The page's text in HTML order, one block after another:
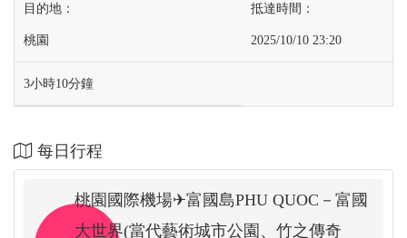
桃園 2025/10/10 23:20
3小時10分鐘
每日行程
桃園國際機場✈富國島PHU QUOC－富國
大世界(當代藝術城市公園、竹之傳奇